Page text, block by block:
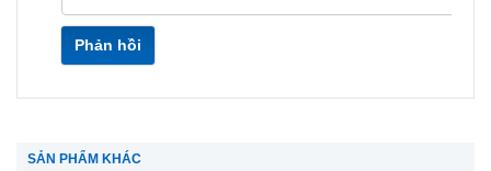
Phản hồi
SẢN PHẨM KHÁC